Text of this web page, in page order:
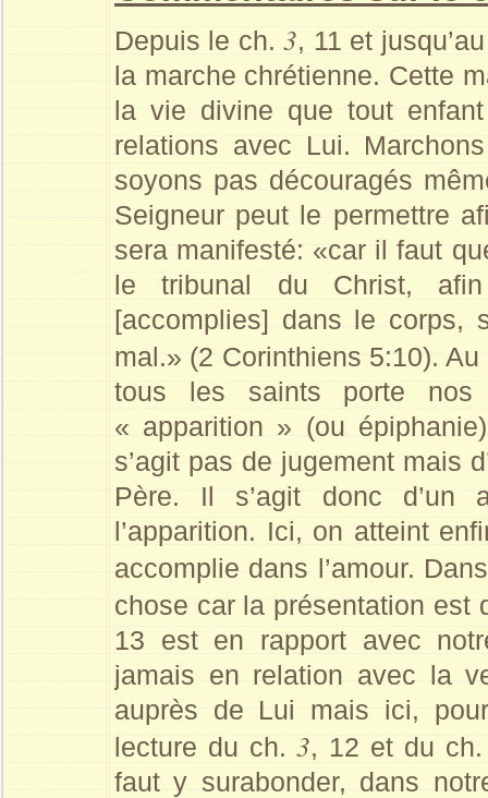
Depuis le ch.3, 11 et
la marche chrétienne. Cette
la vie divine que tout
relations avec Lui.
soyons pas découragés
Seigneur peut le permettre
sera manifesté: «car il faut
le tribunal du Christ,
[accomplies] dans le corps,
mal.» (2 Corinthiens 5:10).
tous les saints porte
« apparition » (ou
s’agit pas de jugement mais
Père. Il s’agit donc d’un
l’apparition. Ici, on atteint
accomplie dans l’amour.
chose car la présentation
13 est en rapport avec
jamais en relation avec la
auprès de Lui mais ici,
lecture du ch.3, 12 et du
faut y surabonder, dans